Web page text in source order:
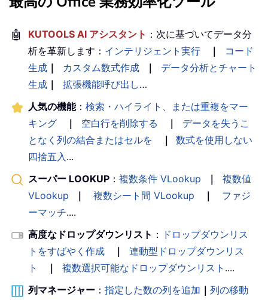
🤖 KUTOOLS AI アシスタント ：次に基づいてデータ分
析を革新します： インテリジェント実行 ｜
コード
生成 ｜ カスタム数式作成 ｜
データ分析とチャート
生成 ｜ 拡張機能呼び出し…
人気の機能： 検索・ハイライト、または重複をマー
キング
｜ 空白行を削除する ｜
データを失うこ
となく列の結合またはセルを
｜
数式を使用しない
四捨五入...
スーパー LOOKUP ： 複数条件 VLookup ｜
複数値
VLookup
｜ 複数シート間 VLookup ｜
ファジ
ーマッチ....
高度なドロップダウンリスト ： ドロップダウンリス
トをすばやく作成
｜
連動型ドロップダウンリス
ト
｜ 複数選択可能なドロップダウンリスト ....
列マネージャー ： 指定した数の列を追加 ｜ 列の移動